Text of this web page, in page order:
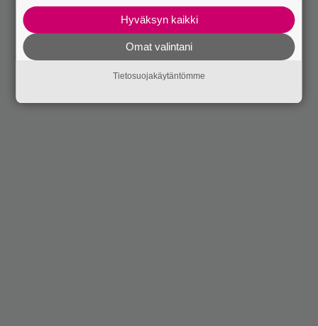
Hyväksyn kaikki
Omat valintani
Tietosuojakäytäntömme